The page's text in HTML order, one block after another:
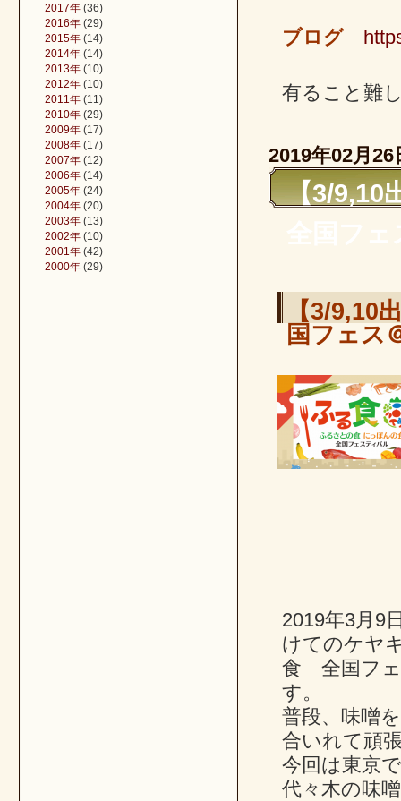
ブログ
有ること難
2019年02月26
【3/9,10
【3/9,10
国フェス
2019年3月9
けてのケヤ
食 全国フェ
す。
普段、味噌
合いれて頑
今回は東京
代々木の味
2017年 (36)
2016年 (29)
2015年 (14)
2014年 (14)
2013年 (10)
2012年 (10)
2011年 (11)
2010年 (29)
2009年 (17)
2008年 (17)
2007年 (12)
2006年 (14)
2005年 (24)
2004年 (20)
2003年 (13)
2002年 (10)
2001年 (42)
2000年 (29)